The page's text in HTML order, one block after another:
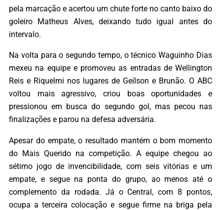
pela marcação e acertou um chute forte no canto baixo do
goleiro Matheus Alves, deixando tudo igual antes do
intervalo.
Na volta para o segundo tempo, o técnico Waguinho Dias
mexeu na equipe e promoveu as entradas de Wellington
Reis e Riquelmi nos lugares de Geílson e Brunão. O ABC
voltou mais agressivo, criou boas oportunidades e
pressionou em busca do segundo gol, mas pecou nas
finalizações e parou na defesa adversária.
Apesar do empate, o resultado mantém o bom momento
do Mais Querido na competição. A equipe chegou ao
sétimo jogo de invencibilidade, com seis vitórias e um
empate, e segue na ponta do grupo, ao menos até o
complemento da rodada. Já o Central, com 8 pontos,
ocupa a terceira colocação e segue firme na briga pela